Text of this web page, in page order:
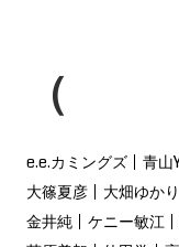
e.e.カミングズ 青山
大篠夏彦
大畑ゆかり
金井純
ケニー敏江